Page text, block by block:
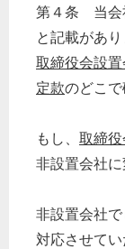
第４条 当会
と記載があり
取締役会設
定款のどこ
もし、 取締
非設置会社
非設置会社
対応させて